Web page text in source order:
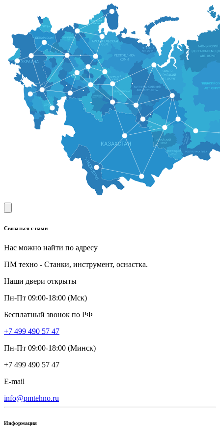
Связаться с нами
Нас можно найти по адресу
ПМ техно - Станки, инструмент, оснастка.
Наши двери открыты
Пн-Пт 09:00-18:00 (Мск)
Бесплатный звонок по РФ
+7 499 490 57 47
Пн-Пт 09:00-18:00 (Минск)
+7 499 490 57 47
E-mail
info@pmtehno.ru
Информация